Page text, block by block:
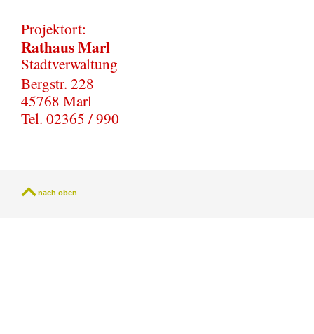
Projektort:
Rathaus Marl
Stadtverwaltung
Bergstr. 228
45768 Marl
Tel. 02365 / 990
nach oben